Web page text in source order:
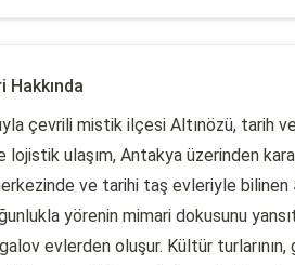
Hakkında
çevrili mistik ilçesi Altınözü, tarih
lojistik ulaşım, Antakya üzerinden
ve tarihi taş evleriyle bilinen
yörenin mimari dokusunu
evlerden oluşur. Kültür